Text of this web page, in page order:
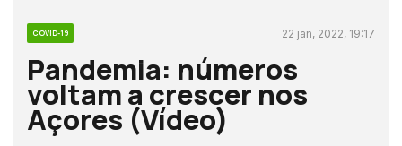
COVID-19 22 jan, 2022, 19:17
Pandemia: números
voltam a crescer nos
Açores (Vídeo)